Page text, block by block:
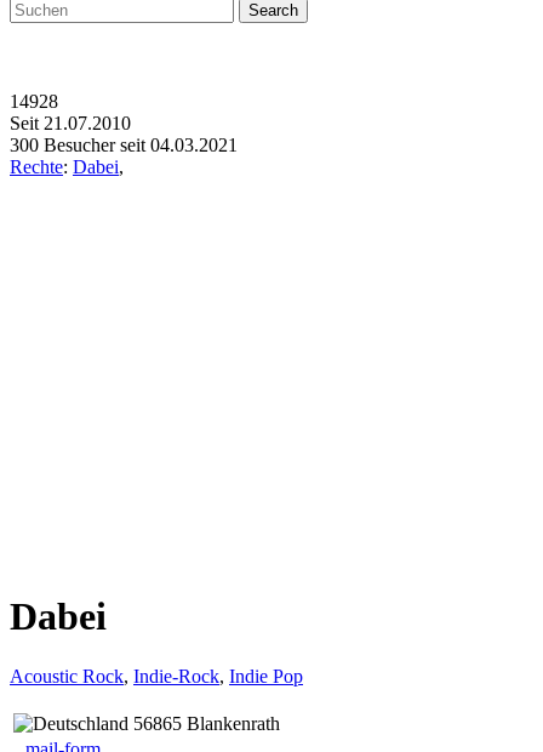
Search
14928
Seit 21.07.2010
300 Besucher seit 04.03.2021
Rechte: Dabei,
Dabei
Acoustic Rock, Indie-Rock, Indie Pop
56865 Blankenrath